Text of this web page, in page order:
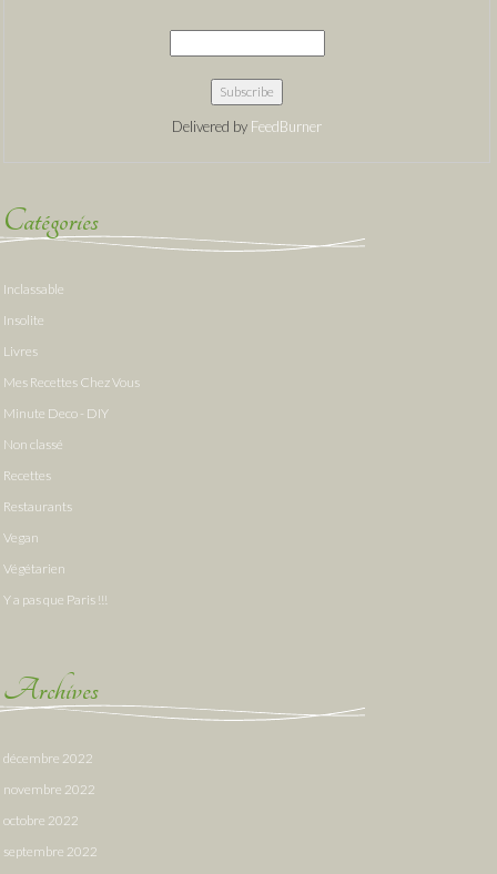
Delivered by FeedBurner
Catégories
Inclassable
Insolite
Livres
Mes Recettes Chez Vous
Minute Deco - DIY
Non classé
Recettes
Restaurants
Vegan
Végétarien
Y a pas que Paris !!!
Archives
décembre 2022
novembre 2022
octobre 2022
septembre 2022